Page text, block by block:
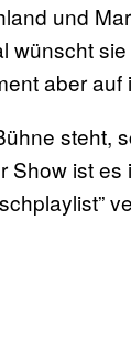
und
wünscht
aber
steht,
Show ist